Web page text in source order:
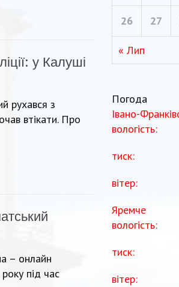
у Калуші
рухався з
втікати. Про
– онлайн
під час
« Лип
26 27
Погода
Івано-
вологість:
тиск:
вітер:
Яремче
вологість:
тиск:
вітер: